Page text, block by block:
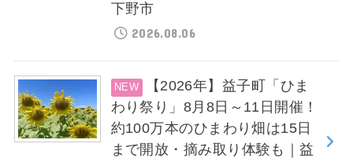
下野市
2026.08.06
【2026年】益子町「ひま
わり祭り」8月8日～11日開催！
約100万本のひまわり畑は15日
まで開放・摘み取り体験も｜益